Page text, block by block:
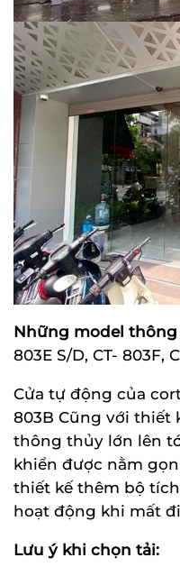
Những model
803E S/D, CT- 803F,
Cửa tự động của
803B Cũng với thiết
thông thủy lớn lên
khiển được nằm
thiết kế thêm bộ
hoạt động khi mất
Lưu ý khi chọn tải: